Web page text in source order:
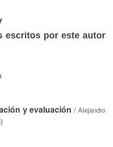
escritos por este autor
y evaluación / Alejandro